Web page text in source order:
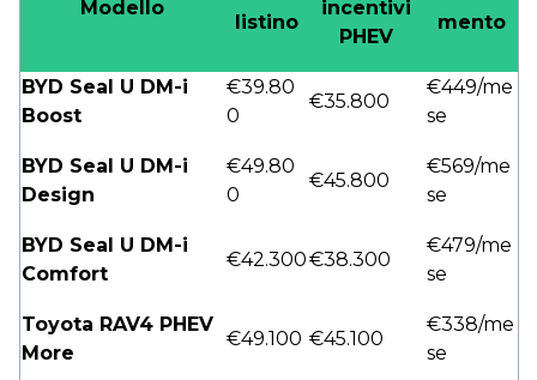
Modello
listino
incentivi
PHEV
mento
BYD Seal U DM-i
Boost
€39.80
0
€35.800
€449/me
se
BYD Seal U DM-i
Design
€49.80
0
€45.800
€569/me
se
BYD Seal U DM-i
Comfort
€42.300€38.300
€479/me
se
Toyota RAV4 PHEV
More
€49.100 €45.100
€338/me
se